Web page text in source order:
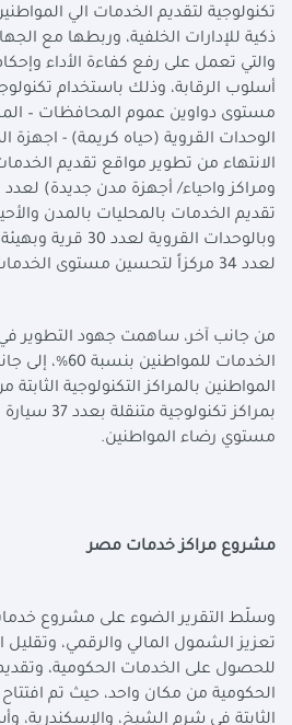
تكنولوجية لتقديم الخدمات الي
ذكية للإدارات الخلفية، وربطها مع
والتي تعمل على رفع كفاءة الأداء
أسلوب الرقابة، وذلك باستخدام
مستوى دواوين عموم المحافظات –
الوحدات القروية (حياه كريمة) - اجهزة
الانتهاء من تطوير مواقع تقديم
وبالوحدات القروية
لعدد 34 مركزاً لتحسين مستوى الخدمات المقدمة للمواطنين
من جانب آخر، ساهمت جهود التطوير
الخدمات
المواطنين بالمراكز التكنولوجية
بمراكز
مستوي رضاء المواطنين.
مشروع مراكز خدمات مصر
وسلّط التقرير الضوء على مشروع
تعزيز الشمول المالي والرقمي، وتقليل
للحصول على الخدمات الحكومية،
الحكومية من مكان واحد، حيث تم
الثابتة في شرم الشيخ، والإسكندرية،